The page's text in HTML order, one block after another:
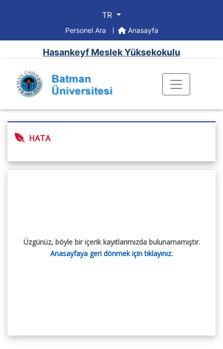
TR
Personel Ara Anasayfa
Hasankeyf Meslek Yüksekokulu
HATA
Üzgünüz, böyle bir içerik kayıtlarımızda bulunamamıştır.
Anasayfaya geri dönmek için tıklayınız.